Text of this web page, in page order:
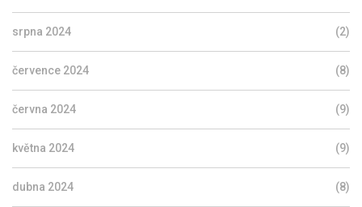
srpna 2024 (2)
července 2024 (8)
června 2024 (9)
května 2024 (9)
dubna 2024 (8)